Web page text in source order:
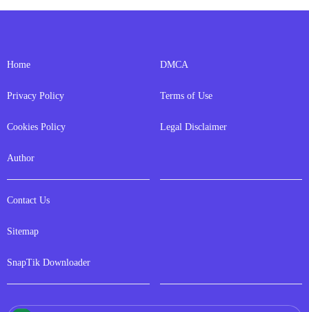
Home
Privacy Policy
Cookies Policy
Author
DMCA
Terms of Use
Legal Disclaimer
Contact Us
Sitemap
SnapTik Downloader